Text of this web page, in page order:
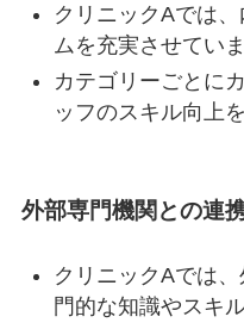
クリニックAでは
ムを充実させていま
カテゴリーごとに
ッフのスキル向上
外部専門機関との連
クリニックAでは
門的な知識やスキ